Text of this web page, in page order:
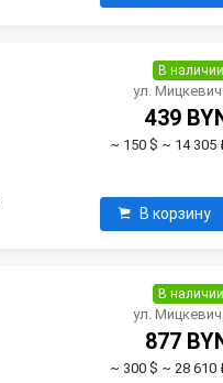
В наличии
ул.
439
~ 150 $ ~ 14 305
В корзину
В наличии
ул.
877
~ 300 $ ~ 28 610